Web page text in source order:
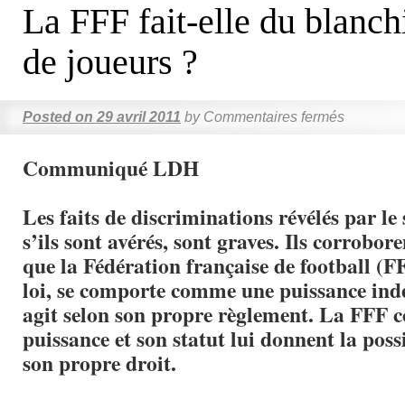
La FFF fait-elle du
de joueurs ?
Posted on 29 avril 2011 by Commentaires fermés
Communiqué LDH
Les faits de discriminations révélés par
s’ils sont avérés, sont graves. Ils
que la Fédération française de football
loi, se comporte comme une puissance
agit selon son propre règlement. La FFF
puissance et son statut lui donnent la
son propre droit.